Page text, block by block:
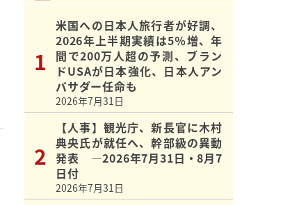
米国への日本人旅行者が好調、
2026年上半期実績は5％増、年
間で200万人超の予測、ブラン
ドUSAが日本強化、日本人アン
バサダー任命も
2026年7月31日
【人事】観光庁、新長官に木村
典央氏が就任へ、幹部級の異動
発表 ―2026年7月31日・8月7
日付
2026年7月31日